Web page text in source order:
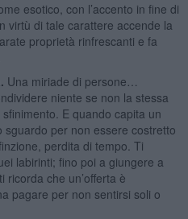
esotico, con l’accento in fine di
virtù di tale carattere accende la
proprietà rinfrescanti e fa
Una miriade di persone…
niente se non la stessa
E quando capita un
sguardo per non essere costretto
perdita di tempo. Ti
labirinti; fino poi a giungere a
ricorda che un’offerta è
pagare per non sentirsi soli o